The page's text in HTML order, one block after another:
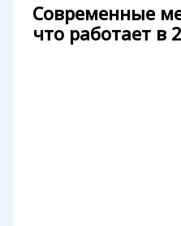
Современные
что работает в